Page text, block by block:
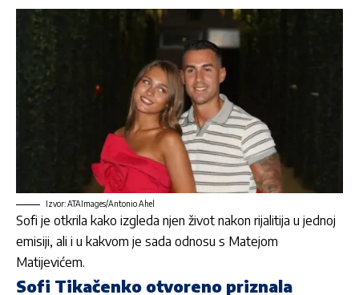
Izvor: ATAImages/Antonio Ahel
Sofi je otkrila kako izgleda njen život nakon rijalitija u jednoj
emisiji, ali i u kakvom je sada odnosu s Matejom
Matijevićem.
Sofi Tikačenko otvoreno priznala